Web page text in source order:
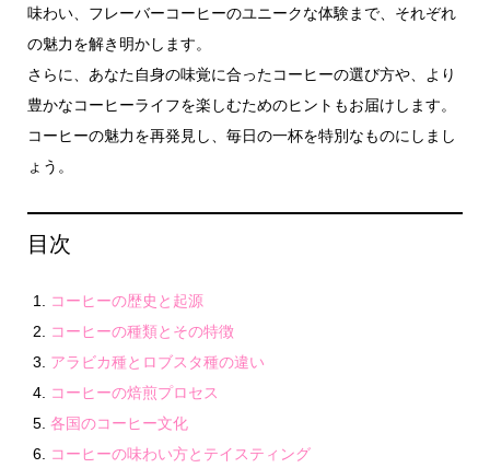
味わい、フレーバーコーヒーのユニークな体験まで、それぞれ
の魅力を解き明かします。
さらに、あなた自身の味覚に合ったコーヒーの選び方や、より
豊かなコーヒーライフを楽しむためのヒントもお届けします。
コーヒーの魅力を再発見し、毎日の一杯を特別なものにしまし
ょう。
目次
コーヒーの歴史と起源
コーヒーの種類とその特徴
アラビカ種とロブスタ種の違い
コーヒーの焙煎プロセス
各国のコーヒー文化
コーヒーの味わい方とテイスティング